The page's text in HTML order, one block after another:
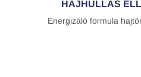
HAJHULLÁS
Energizáló formula